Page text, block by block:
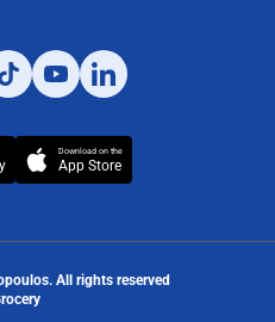
Download on the
App Store
. All rights reserved